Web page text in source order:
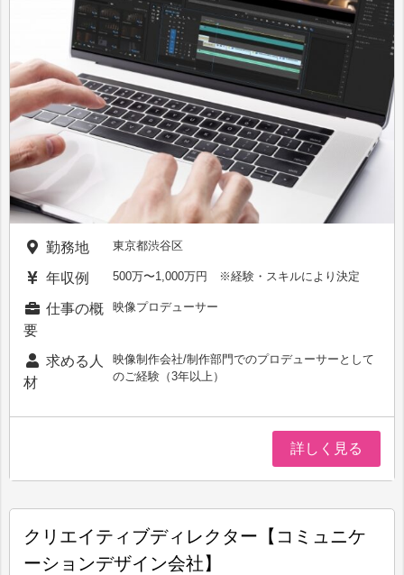
勤務地 東京都渋谷区
年収例 500万〜1,000万円 ※経験・スキルにより決定
仕事の概
要
映像プロデューサー
求める人
材
映像制作会社/制作部門でのプロデューサーとして
のご経験（3年以上）
詳しく見る
クリエイティブディレクター【コミュニケ
ーションデザイン会社】